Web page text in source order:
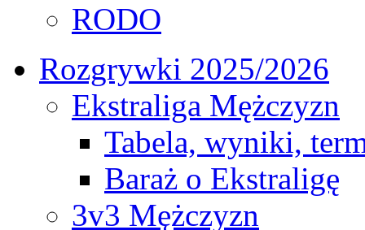
RODO
Rozgrywki 2025/2026
Ekstraliga Mężczyzn
Tabela, wyniki,
Baraż o Ekstraligę
3v3 Mężczyzn